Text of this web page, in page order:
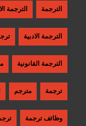
الترجمة الترجمة
الترجمة الادبية
الترجمة القانونية
ترجمة مترجم
وظائف ترجمة